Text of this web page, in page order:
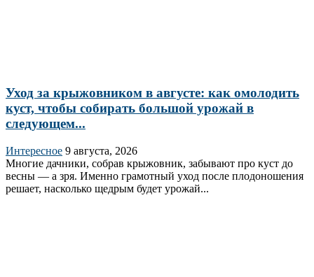
Уход за крыжовником в августе: как омолодить
куст, чтобы собирать большой урожай в
следующем...
Интересное 9 августа, 2026
Многие дачники, собрав крыжовник, забывают про куст до
весны — а зря. Именно грамотный уход после плодоношения
решает, насколько щедрым будет урожай...